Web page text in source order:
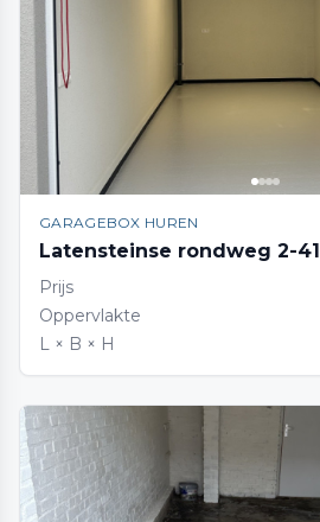
GARAGEBOX HUREN
Latensteinse rondweg 2-41
Prijs
Oppervlakte
L × B × H